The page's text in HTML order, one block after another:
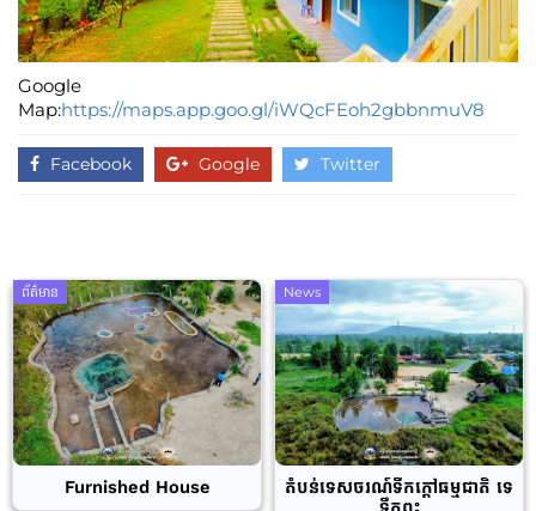
Google
Map:https://maps.app.goo.gl/iWQcFEoh2gbbnmuV8
Facebook Google Twitter
ព័ត៌មាន
Furnished House
News
តំបន់ទេសចរណ៍ទឹកក្តៅធម្មជាតិ ទេ